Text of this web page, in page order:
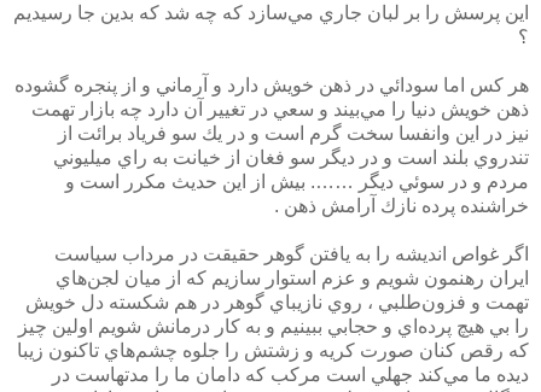
اين پرسش را بر لبان جاري مي‌سازد كه چه شد كه بدين جا رسيديم
؟
هر كس اما سودائي در ذهن خويش دارد و آرماني و از پنجره گشوده
ذهن خويش دنيا را مي‌بيند و سعي در تغيير آن دارد چه بازار تهمت
نيز در اين وانفسا سخت گرم است و در يك سو فرياد برائت از
تندروي بلند است و در ديگر سو فغان از خيانت به راي ميليوني
مردم و در سوئي ديگر ……. بيش از اين حديث مكرر است و
خراشنده پرده نازك آرامش ذهن .
اگر غواص انديشه را به يافتن گوهر حقيقت در مرداب سياست
ايران رهنمون شويم و عزم استوار سازيم كه از ميان لجن‌هاي
تهمت و فزون‌طلبي ، روي نازيباي گوهر در هم شكسته دل خويش
را بي هيچ پرده‌اي و حجابي ببينيم و به كار درمانش شويم اولين چيز
كه رقص كنان صورت كريه و زشتش را جلوه‌ چشم‌هاي تاكنون زيبا
ديده ما مي‌كند جهلي است مركب كه دامان ما را مدتهاست در